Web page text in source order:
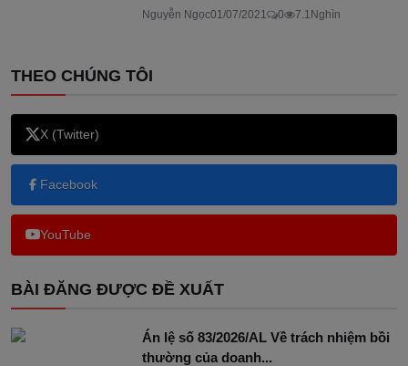
Nguyễn Ngọc01/07/2021 0 7.1Nghìn
THEO CHÚNG TÔI
X (Twitter)
Facebook
YouTube
BÀI ĐĂNG ĐƯỢC ĐỀ XUẤT
Án lệ số 83/2026/AL Về trách nhiệm bồi
thường của doanh...